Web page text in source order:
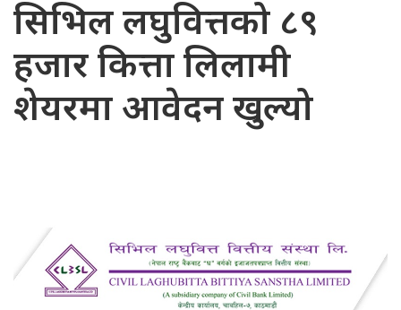
सिभिल लघुवित्तको ८९
हजार कित्ता लिलामी
शेयरमा आवेदन खुल्यो